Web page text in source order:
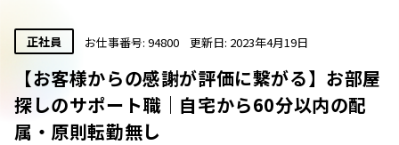
正社員 お仕事番号: 94800 更新日: 2023年4月19日
【お客様からの感謝が評価に繋がる】お部屋
探しのサポート職｜自宅から60分以内の配
属・原則転勤無し